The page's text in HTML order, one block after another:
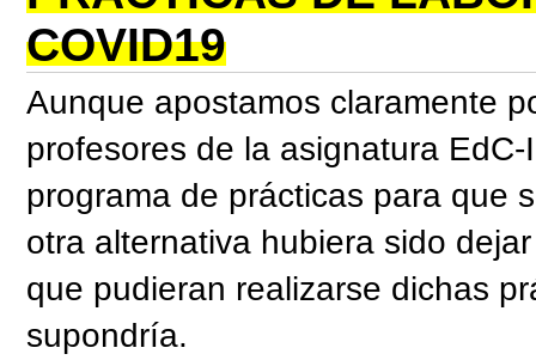
COVID19
Aunque apostamos claramente
profesores de la asignatura
programa de prácticas para que
otra alternativa hubiera sido
que pudieran realizarse dichas
supondría.